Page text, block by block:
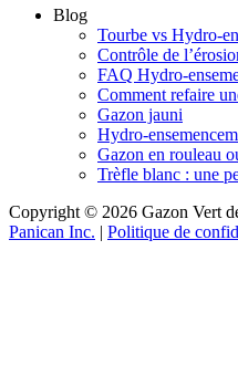
Blog
Tourbe vs Hydro-
Contrôle de
FAQ Hydro-
Comment refaire
Gazon jauni
Hydro-
Gazon en rouleau
Trèfle blanc : une
Copyright © 2026 Gazon Vert
Panican Inc. | Politique de